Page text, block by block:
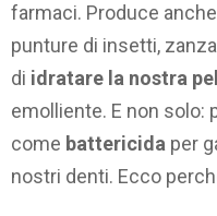
farmaci. Produce
punture di insetti,
di idratare la nostra
emolliente. E non solo:
come battericida per
nostri denti. Ecco